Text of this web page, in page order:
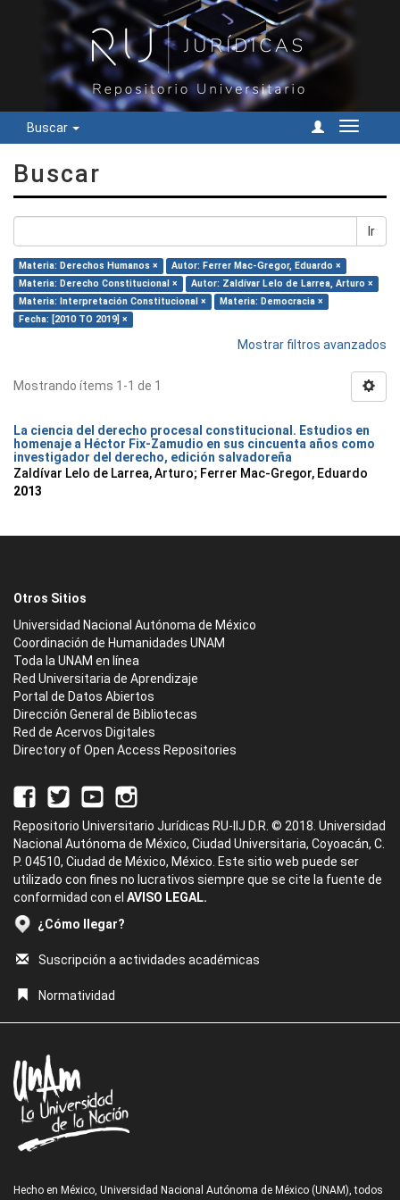
Buscar
Cambiar
Buscar
Ir
Materia: Derechos Humanos ×
Autor: Ferrer Mac-Gregor, Eduardo ×
Materia: Derecho Constitucional ×
Autor: Zaldívar Lelo de Larrea, Arturo ×
Materia: Interpretación Constitucional ×
Materia: Democracia ×
Fecha: [2010 TO 2019] ×
Mostrar filtros avanzados
Mostrando ítems 1-1 de 1
La ciencia del derecho procesal constitucional. Estudios en
homenaje a Héctor Fix-Zamudio en sus cincuenta años como
investigador del derecho, edición salvadoreña
Zaldívar Lelo de Larrea, Arturo; Ferrer Mac-Gregor, Eduardo
2013
Otros Sitios
Universidad Nacional Autónoma de México
Coordinación de Humanidades UNAM
Toda la UNAM en línea
Red Universitaria de Aprendizaje
Portal de Datos Abiertos
Dirección General de Bibliotecas
Red de Acervos Digitales
Directory of Open Access Repositories
Repositorio Universitario Jurídicas RU-IIJ D.R. © 2018. Universidad
Nacional Autónoma de México, Ciudad Universitaria, Coyoacán, C.
P. 04510, Ciudad de México, México. Este sitio web puede ser
utilizado con fines no lucrativos siempre que se cite la fuente de
conformidad con el AVISO LEGAL.
¿Cómo llegar?
Suscripción a actividades académicas
Normatividad
Hecho en México, Universidad Nacional Autónoma de México (UNAM), todos